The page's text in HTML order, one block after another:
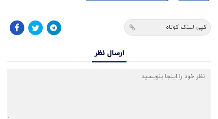
کپی لینک کوتاه
ارسال نظر